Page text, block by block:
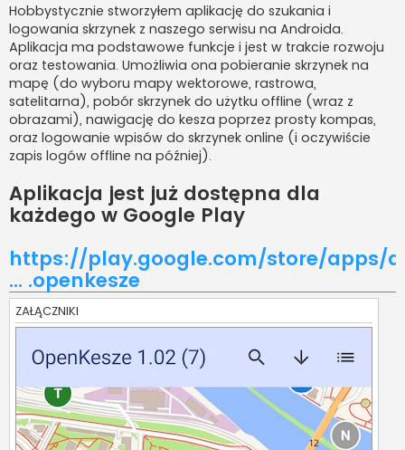
Hobbystycznie stworzyłem aplikację do szukania i
logowania skrzynek z naszego serwisu na Androida.
Aplikacja ma podstawowe funkcje i jest w trakcie rozwoju
oraz testowania. Umożliwia ona pobieranie skrzynek na
mapę (do wyboru mapy wektorowe, rastrowa,
satelitarna), pobór skrzynek do użytku offline (wraz z
obrazami), nawigację do kesza poprzez prosty kompas,
oraz logowanie wpisów do skrzynek online (i oczywiście
zapis logów offline na później).
Aplikacja jest już dostępna dla
każdego w Google Play
https://play.google.com/store/apps/
... .openkesze
ZAŁĄCZNIKI